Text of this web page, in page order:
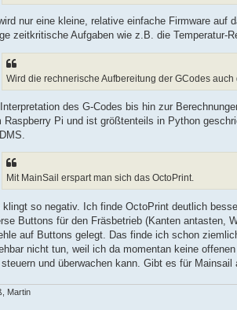
nur eine kleine, relative einfache Firmware auf
zeitkritische Aufgaben wie z.B. die Temperatur-
Wird die rechnerische Aufbereitung der GCodes
des G-Codes bis hin zur
Raspberry Pi und ist größtenteils in Python
Mit MainSail erspart man sich das OctoPrint.
klingt so negativ. Ich finde OctoPrint deutlich
Buttons für den Fräsbetrieb (Kanten antasten,
auf Buttons gelegt. Das finde ich schon
nicht tun, weil ich da momentan keine
und überwachen kann. Gibt es für Mainsail
Martin